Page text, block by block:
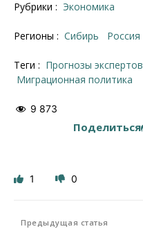
Рубрики : Экономика
Регионы : Сибирь Россия
Теги : прогнозы экспертов
миграционная политика
9 873
Поделиться
1 0
Предыдущая статья